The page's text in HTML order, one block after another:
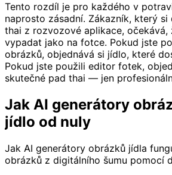
Tento rozdíl je pro každého v
naprosto zásadní. Zákazník, který si
thai z rozvozové aplikace, očekává,
vypadat jako na fotce. Pokud jste
obrázků, objednává si jídlo, které
Pokud jste použili editor fotek,
skutečné pad thai — jen
Jak AI generátory
jídlo od nuly
Jak AI generátory obrázků jídla
obrázků z digitálního šumu pomocí